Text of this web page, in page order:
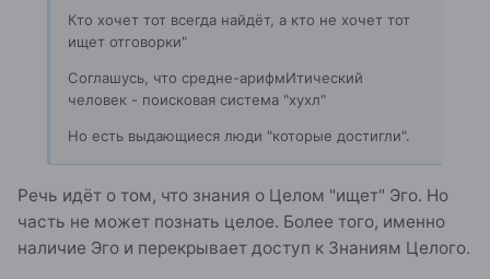
Человек хочет как лучше, а у него получается
как всегда. Человек хочет хоть какой-нибудь
жизни (радужной, цветной реальности), но
остаётся всегда (сейчас) в вечной (серой)
смерти. Человек строит планы, мечтает о жизни,
вечная"смерть", которая жить может лишь в
воображении, в мечтах о"будущем", в
воспоминаниях о
"прошлом" (в мемуарах).
«Мне уже многое поздно,
Мне уже многим не стать.
Кто хочет тот всегда найдёт, а кто не хочет тот
ищет отговорки"
Соглашусь, что средне-арифмИтический
человек - поисковая система "хухл"
Но есть выдающиеся люди "которые достигли".
Речь идёт о том, что знания о Целом "ищет" Эго. Но
часть не может познать целое. Более того, именно
наличие Эго и перекрывает доступ к Знаниям Целого.